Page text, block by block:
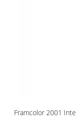
Framcolor 2001